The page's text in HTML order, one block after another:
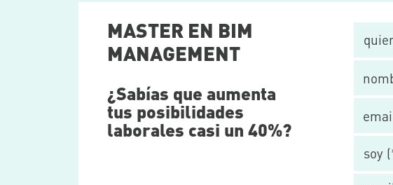
MASTER EN BIM
MANAGEMENT
¿Sabías que aumenta
tus posibilidades
laborales casi un 40%?